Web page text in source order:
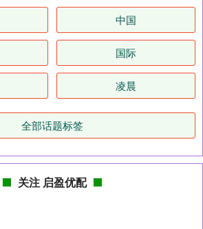
中国
国际
凌晨
全部话题标签
关注 启盈优配